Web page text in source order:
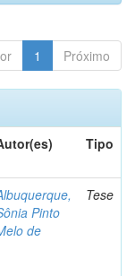
1 Próximo
Tipo
Pinto
de
Tese